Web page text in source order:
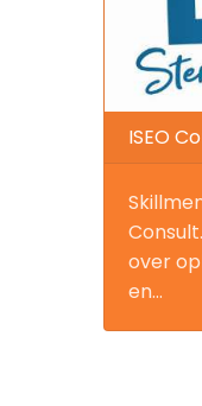
ISEO
over
en...